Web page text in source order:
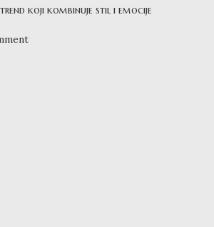
koji kombinuje stil i emocije